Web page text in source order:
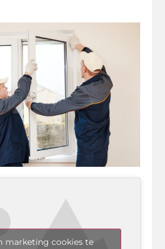
marketing cookies te